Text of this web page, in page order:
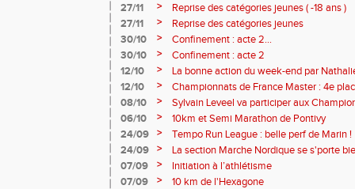
27/11
>
Reprise des catégories jeunes ( -18 ans )
27/11
>
Reprise des catégories jeunes
30/10
>
Confinement : acte 2...
30/10
>
Confinement : acte 2
12/10
>
La bonne action du week-end par
12/10
>
Championnats de France Master : 4e
08/10
>
Sylvain Leveel va participer aux
06/10
>
10km et Semi Marathon de Pontivy
24/09
>
Tempo Run League : belle perf de Marin !
24/09
>
La section Marche Nordique se s'porte
07/09
>
Initiation à l’athlétisme
07/09
>
10 km de l'Hexagone